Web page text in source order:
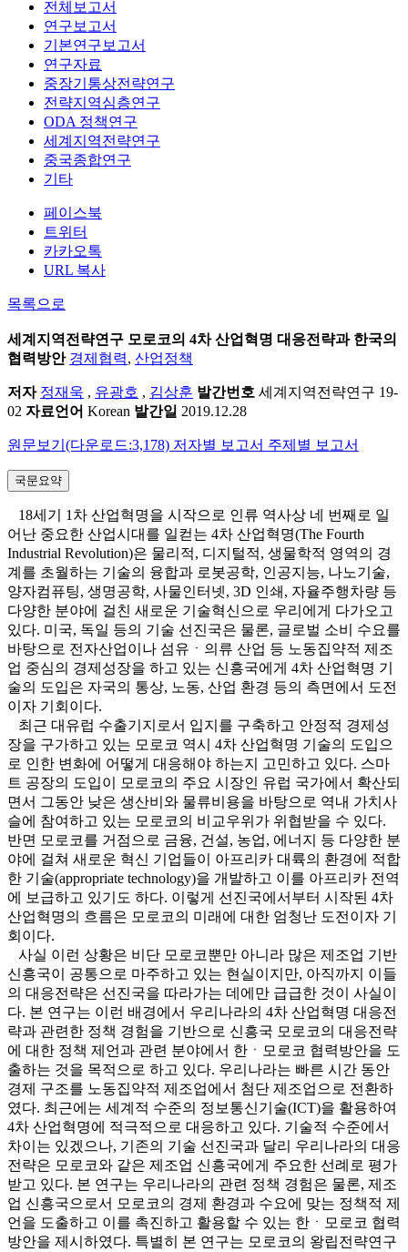
전체보고서
연구보고서
기본연구보고서
연구자료
중장기통상전략연구
전략지역심층연구
ODA 정책연구
세계지역전략연구
중국종합연구
기타
페이스북
트위터
카카오톡
URL 복사
목록으로
세계지역전략연구 모로코의 4차 산업혁명 대응전략과 한국의
협력방안 경제협력, 산업정책
저자 정재욱 , 유광호 , 김상훈 발간번호 세계지역전략연구 19-
02 자료언어 Korean 발간일 2019.12.28
원문보기(다운로드:3,178) 저자별 보고서 주제별 보고서
국문요약
18세기 1차 산업혁명을 시작으로 인류 역사상 네 번째로 일
어난 중요한 산업시대를 일컫는 4차 산업혁명(The Fourth
Industrial Revolution)은 물리적, 디지털적, 생물학적 영역의 경
계를 초월하는 기술의 융합과 로봇공학, 인공지능, 나노기술,
양자컴퓨팅, 생명공학, 사물인터넷, 3D 인쇄, 자율주행차량 등
다양한 분야에 걸친 새로운 기술혁신으로 우리에게 다가오고
있다. 미국, 독일 등의 기술 선진국은 물론, 글로벌 소비 수요를
바탕으로 전자산업이나 섬유ㆍ의류 산업 등 노동집약적 제조
업 중심의 경제성장을 하고 있는 신흥국에게 4차 산업혁명 기
술의 도입은 자국의 통상, 노동, 산업 환경 등의 측면에서 도전
이자 기회이다.
최근 대유럽 수출기지로서 입지를 구축하고 안정적 경제성
장을 구가하고 있는 모로코 역시 4차 산업혁명 기술의 도입으
로 인한 변화에 어떻게 대응해야 하는지 고민하고 있다. 스마
트 공장의 도입이 모로코의 주요 시장인 유럽 국가에서 확산되
면서 그동안 낮은 생산비와 물류비용을 바탕으로 역내 가치사
슬에 참여하고 있는 모로코의 비교우위가 위협받을 수 있다.
반면 모로코를 거점으로 금융, 건설, 농업, 에너지 등 다양한 분
야에 걸쳐 새로운 혁신 기업들이 아프리카 대륙의 환경에 적합
한 기술(appropriate technology)을 개발하고 이를 아프리카 전역
에 보급하고 있기도 하다. 이렇게 선진국에서부터 시작된 4차
산업혁명의 흐름은 모로코의 미래에 대한 엄청난 도전이자 기
회이다.
사실 이런 상황은 비단 모로코뿐만 아니라 많은 제조업 기반
신흥국이 공통으로 마주하고 있는 현실이지만, 아직까지 이들
의 대응전략은 선진국을 따라가는 데에만 급급한 것이 사실이
다. 본 연구는 이런 배경에서 우리나라의 4차 산업혁명 대응전
략과 관련한 정책 경험을 기반으로 신흥국 모로코의 대응전략
에 대한 정책 제언과 관련 분야에서 한ㆍ모로코 협력방안을 도
출하는 것을 목적으로 하고 있다. 우리나라는 빠른 시간 동안
경제 구조를 노동집약적 제조업에서 첨단 제조업으로 전환하
였다. 최근에는 세계적 수준의 정보통신기술(ICT)을 활용하여
4차 산업혁명에 적극적으로 대응하고 있다. 기술적 수준에서
차이는 있겠으나, 기존의 기술 선진국과 달리 우리나라의 대응
전략은 모로코와 같은 제조업 신흥국에게 주요한 선례로 평가
받고 있다. 본 연구는 우리나라의 관련 정책 경험은 물론, 제조
업 신흥국으로서 모로코의 경제 환경과 수요에 맞는 정책적 제
언을 도출하고 이를 촉진하고 활용할 수 있는 한ㆍ모로코 협력
방안을 제시하였다. 특별히 본 연구는 모로코의 왕립전략연구